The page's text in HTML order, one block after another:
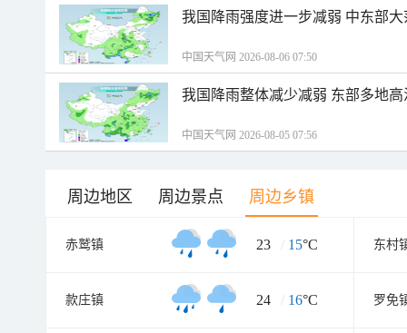
我国降雨强度进一步减弱 中东部
中国天气网 2026-08-06 07:50
我国降雨整体减少减弱 东部多地
中国天气网 2026-08-05 07:56
周边地区 周边景点 周边乡镇
赤鹫镇 23 / 15°C 东村
款庄镇 24 / 16°C 罗免